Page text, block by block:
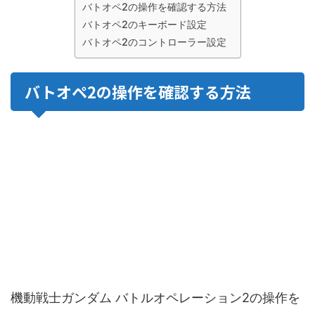
バトオペ2の操作を確認する方法
バトオペ2のキーボード設定
バトオペ2のコントローラー設定
バトオペ2の操作を確認する方法
機動戦士ガンダム バトルオペレーション2の操作を